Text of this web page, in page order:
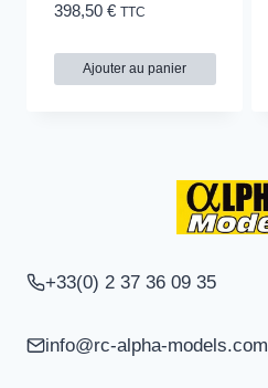
398,50 € TTC
Ajouter au panier
+33(0) 2 37 36 09 35
info@rc-alpha-models.com